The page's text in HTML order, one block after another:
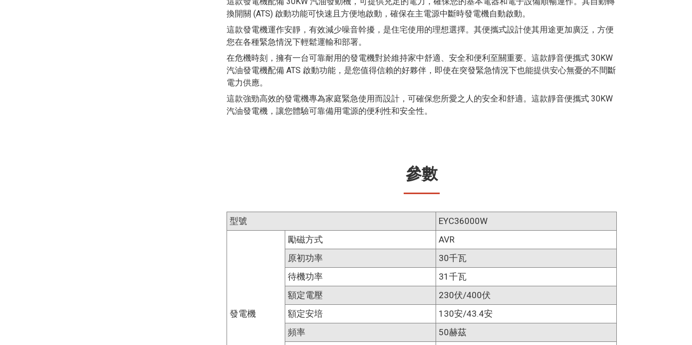
換開關 (ATS) 啟動功能可快速且方便地啟動，確保在主電源中斷時發電機自動啟動。
這款發電機運作安靜，有效減少噪音幹擾，是住宅使用的理想選擇。其便攜式設計使其用途更加廣泛，方便
您在各種緊急情況下輕鬆運輸和部署。
在危機時刻，擁有一台可靠耐用的發電機對於維持家中舒適、安全和便利至關重要。這款靜音便攜式 30KW
汽油發電機配備 ATS 啟動功能，是您值得信賴的好夥伴，即使在突發緊急情況下也能提供安心無憂的不間斷
電力供應。
這款強勁高效的發電機專為家庭緊急使用而設計，可確保您所愛之人的安全和舒適。這款靜音便攜式 30KW
汽油發電機，讓您體驗可靠備用電源的便利性和安全性。
參數
型號 EYC36000W
發電機
勵磁方式
AVR
原初功率
30千瓦
待機功率
31千瓦
額定電壓
230伏/400伏
額定安培
130安/43.4安
頻率
50赫茲